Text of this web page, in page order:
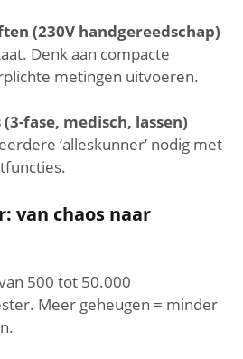
(230V handgereedschap)
Denk aan compacte
metingen uitvoeren.
fase, medisch, lassen)
‘alleskunner’ nodig met
van chaos naar
500 tot 50.000
Meer geheugen = minder